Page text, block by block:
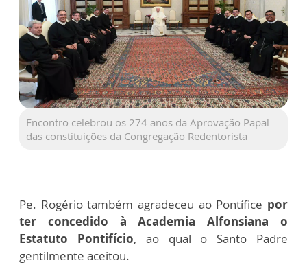
Encontro celebrou os 274 anos da Aprovação Papal
das constituições da Congregação Redentorista
Pe. Rogério também agradeceu ao Pontífice por
ter concedido à Academia Alfonsiana o
Estatuto Pontifício, ao qual o Santo Padre
gentilmente aceitou.